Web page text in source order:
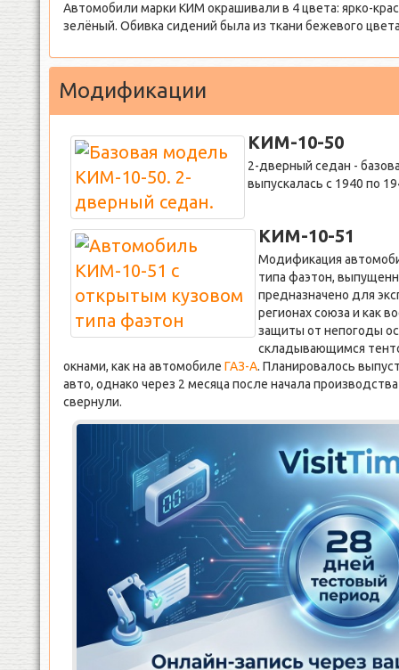
Автомобили марки КИМ окрашивали в 4 цвета: ярко-
зелёный. Обивка сидений была из ткани бежевого
Модификации
КИМ-10-50
2-дверный седан -
выпускалась с 1940 по
КИМ-10-51
Модификация
типа фаэтон,
предназначено для
регионах союза и как
защиты от непогоды
складывающимся
окнами, как на автомобиле ГАЗ-А. Планировалось
авто, однако через 2 месяца после начала
свернули.